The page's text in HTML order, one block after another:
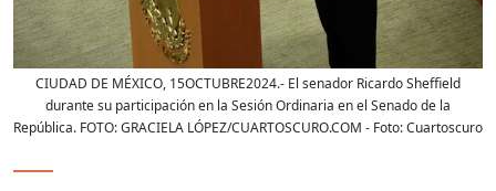
CIUDAD DE MÉXICO, 15OCTUBRE2024.- El senador Ricardo Sheffield
durante su participación en la Sesión Ordinaria en el Senado de la
República. FOTO: GRACIELA LÓPEZ/CUARTOSCURO.COM - Foto:Cuartoscuro